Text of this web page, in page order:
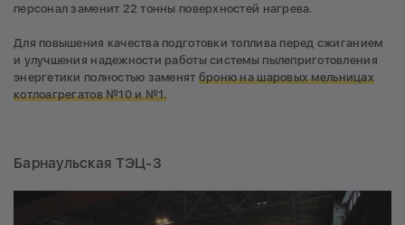
персонал заменит 22 тонны поверхностей нагрева.
Для повышения качества подготовки топлива перед сжиганием
и улучшения надежности работы системы пылеприготовления
энергетики полностью заменят броню на шаровых мельницах
котлоагрегатов №10 и №1.
Барнаульская ТЭЦ-3